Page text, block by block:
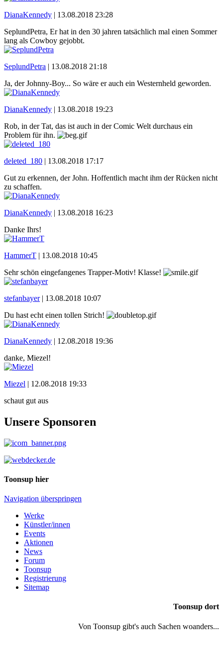
DianaKennedy | 13.08.2018 23:28
SeplundPetra, Er hat in den 30 jahren tatsächlich mal einen Sommer
lang als Cowboy gejobbt.
SeplundPetra | 13.08.2018 21:18
Ja, der Johnny-Boy... So wäre er auch ein Westernheld geworden.
DianaKennedy | 13.08.2018 19:23
Rob, in der Tat, das ist auch in der Comic Welt durchaus ein
Problem für ihn.
deleted_180 | 13.08.2018 17:17
Gut zu erkennen, der John. Hoffentlich macht ihm der Rücken nicht
zu schaffen.
DianaKennedy | 13.08.2018 16:23
Danke Ihrs!
HammerT | 13.08.2018 10:45
Sehr schön eingefangenes Trapper-Motiv! Klasse!
stefanbayer| 13.08.2018 10:07
Du hast echt einen tollen Strich!
DianaKennedy | 12.08.2018 19:36
danke, Miezel!
Miezel | 12.08.2018 19:33
schaut gut aus
Unsere Sponsoren
Toonsup hier
Navigation überspringen
Werke
Künstler/innen
Events
Aktionen
News
Forum
Toonsup
Registrierung
Sitemap
Toonsup dort
Von Toonsup gibt's auch Sachen woanders...